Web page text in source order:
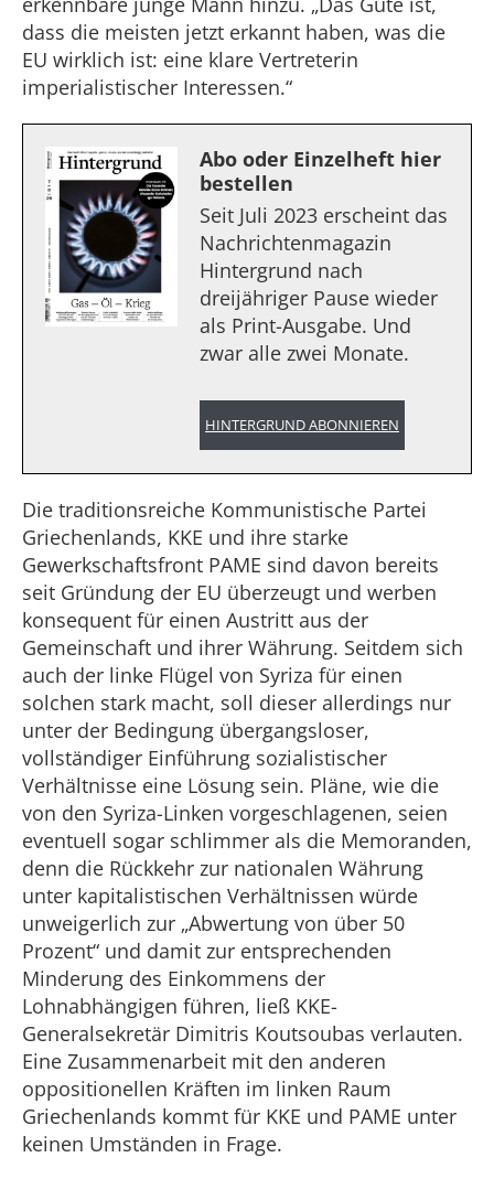
dass die meisten jetzt erkannt haben, was die
EU wirklich ist: eine klare Vertreterin
imperialistischer Interessen.“
Abo oder Einzelheft hier
bestellen
Seit Juli 2023 erscheint das
Nachrichtenmagazin
Hintergrund nach
dreijähriger Pause wieder
als Print-Ausgabe. Und
zwar alle zwei Monate.
HINTERGRUND ABONNIEREN
Die traditionsreiche Kommunistische Partei
Griechenlands, KKE und ihre starke
Gewerkschaftsfront PAME sind davon bereits
seit Gründung der EU überzeugt und werben
konsequent für einen Austritt aus der
Gemeinschaft und ihrer Währung. Seitdem sich
auch der linke Flügel von Syriza für einen
solchen stark macht, soll dieser allerdings nur
unter der Bedingung übergangsloser,
vollständiger Einführung sozialistischer
Verhältnisse eine Lösung sein. Pläne, wie die
von den Syriza-Linken vorgeschlagenen, seien
eventuell sogar schlimmer als die Memoranden,
denn die Rückkehr zur nationalen Währung
unter kapitalistischen Verhältnissen würde
unweigerlich zur „Abwertung von über 50
Prozent“ und damit zur entsprechenden
Minderung des Einkommens der
Lohnabhängigen führen, ließ KKE-
Generalsekretär Dimitris Koutsoubas verlauten.
Eine Zusammenarbeit mit den anderen
oppositionellen Kräften im linken Raum
Griechenlands kommt für KKE und PAME unter
keinen Umständen in Frage.